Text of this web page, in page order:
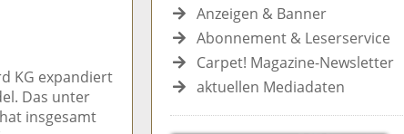
ac
e
b
er
n
n
k
e
E
m
ai
l
e
KG expandiert
Das unter
insgesamt
Anzeigen & Banner
Abonnement & Leserservice
Carpet! Magazine-Newsletter
aktuellen Mediadaten